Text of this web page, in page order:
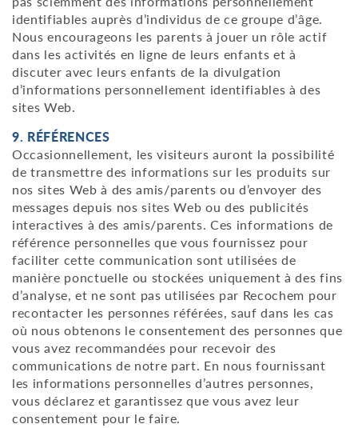
identifiables auprès d’individus de ce groupe d’âge.
Nous encourageons les parents à jouer un rôle actif
dans les activités en ligne de leurs enfants et à
discuter avec leurs enfants de la divulgation
d’informations personnellement identifiables à des
sites Web.
9. RÉFÉRENCES
Occasionnellement, les visiteurs auront la possibilité
de transmettre des informations sur les produits sur
nos sites Web à des amis/parents ou d’envoyer des
messages depuis nos sites Web ou des publicités
interactives à des amis/parents. Ces informations de
référence personnelles que vous fournissez pour
faciliter cette communication sont utilisées de
manière ponctuelle ou stockées uniquement à des fins
d’analyse, et ne sont pas utilisées par Recochem pour
recontacter les personnes référées, sauf dans les cas
où nous obtenons le consentement des personnes que
vous avez recommandées pour recevoir des
communications de notre part. En nous fournissant
les informations personnelles d’autres personnes,
vous déclarez et garantissez que vous avez leur
consentement pour le faire.